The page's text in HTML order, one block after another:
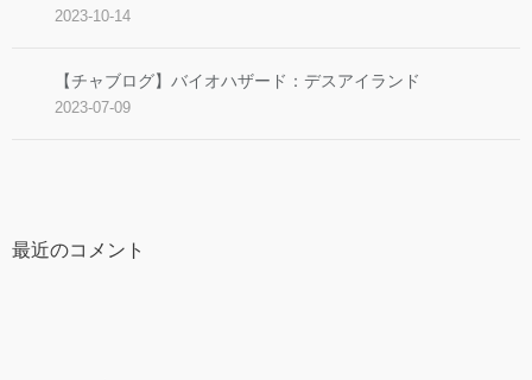
2023-10-14
【チャブログ】バイオハザード：デスアイランド
2023-07-09
最近のコメント